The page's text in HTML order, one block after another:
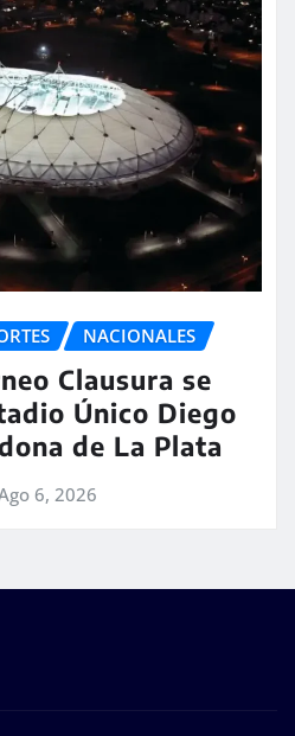
NACIONALES
Clausura se
Único Diego
de La Plata
6, 2026